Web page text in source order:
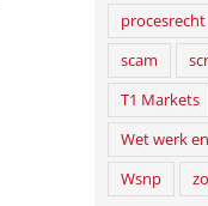
procesrecht
scam
T1 Markets
Wet werk
Wsnp